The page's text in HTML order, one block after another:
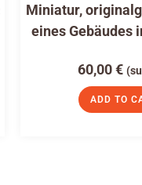
Miniatur,
eines Gebäudes
60,00€
ADD TO